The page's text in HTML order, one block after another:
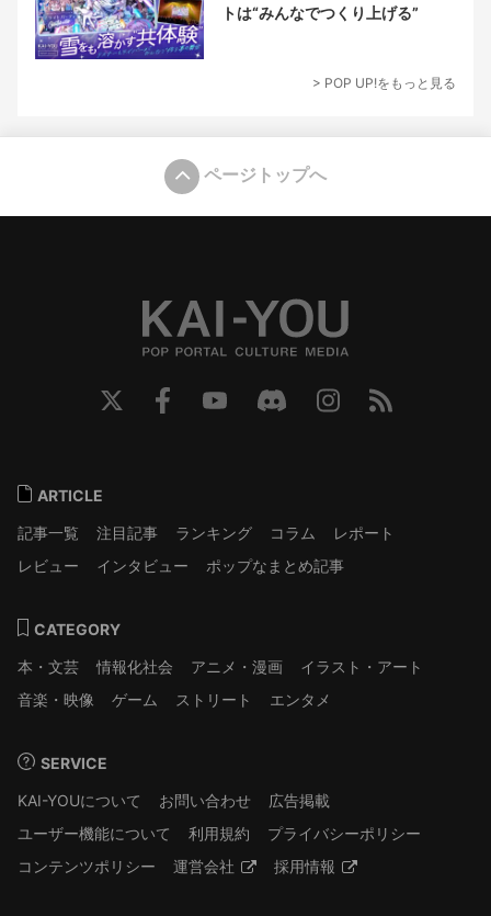
トは“みんなでつくり上げる”
> POP UP!をもっと見る
ページトップへ
ARTICLE
記事一覧
注目記事 ランキング コラム
レポート
レビュー
インタビュー ポップなまとめ記事
CATEGORY
本・文芸
情報化社会 アニメ・漫画
イラスト・アート
音楽・映像
ゲーム ストリート エンタメ
SERVICE
KAI-YOUについて
お問い合わせ
広告掲載
ユーザー機能について
利用規約
プライバシーポリシー
コンテンツポリシー
運営会社 採用情報